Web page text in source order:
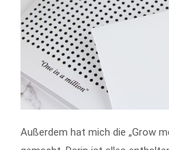
Außerdem hat mich die „Grow